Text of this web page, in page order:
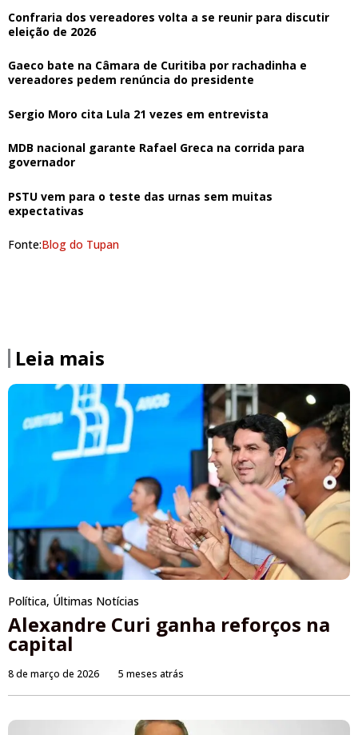
Confraria dos vereadores volta a se reunir para discutir
eleição de 2026
Gaeco bate na Câmara de Curitiba por rachadinha e
vereadores pedem renúncia do presidente
Sergio Moro cita Lula 21 vezes em entrevista
MDB nacional garante Rafael Greca na corrida para
governador
PSTU vem para o teste das urnas sem muitas
expectativas
Fonte:Blog do Tupan
Leia mais
Política, Últimas Notícias
Alexandre Curi ganha reforços na
capital
8 de março de 2026 5 meses atrás